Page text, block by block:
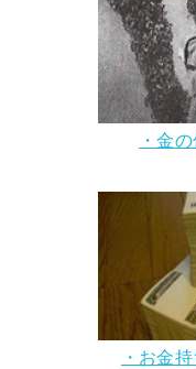
・金
・お金